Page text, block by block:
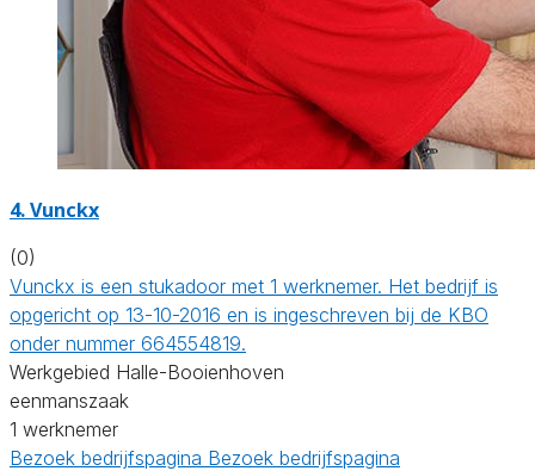
4. Vunckx
(0)
Vunckx is een stukadoor met 1 werknemer. Het bedrijf is
opgericht op 13-10-2016 en is ingeschreven bij de KBO
onder nummer 664554819.
Werkgebied Halle-Booienhoven
eenmanszaak
1 werknemer
Bezoek bedrijfspagina Bezoek bedrijfspagina